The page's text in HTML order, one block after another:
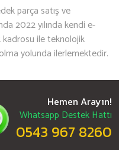
parça satış ve
2022 yılında kendi e-
kadrosu ile teknolojik
yolunda ilerlemektedir.
Hemen Arayın!
Whatsapp Destek Hattı
0543 967 8260